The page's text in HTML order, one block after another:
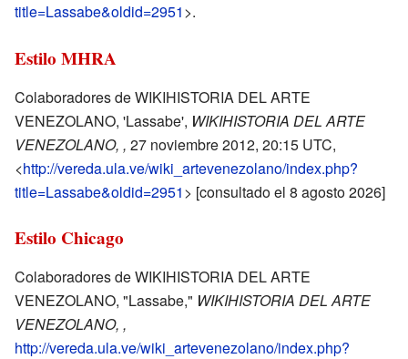
title=Lassabe&oldid=2951>.
Estilo MHRA
Colaboradores de WIKIHISTORIA DEL ARTE
VENEZOLANO, 'Lassabe', WIKIHISTORIA DEL ARTE
VENEZOLANO, , 27 noviembre 2012, 20:15 UTC,
<http://vereda.ula.ve/wiki_artevenezolano/index.php?
title=Lassabe&oldid=2951> [consultado el 8 agosto 2026]
Estilo Chicago
Colaboradores de WIKIHISTORIA DEL ARTE
VENEZOLANO, "Lassabe," WIKIHISTORIA DEL ARTE
VENEZOLANO, ,
http://vereda.ula.ve/wiki_artevenezolano/index.php?